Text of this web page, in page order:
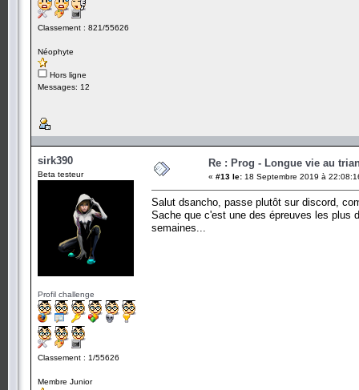
Classement : 821/55626
Néophyte
Hors ligne
Messages: 12
sirk390
Beta testeur
Profil challenge
Classement : 1/55626
Membre Junior
Re : Prog - Longue vie au
« #13 le: 18 Septembre 2019 à
Salut dsancho, passe plutôt sur discord,
Sache que c'est une des épreuves les plus
semaines...